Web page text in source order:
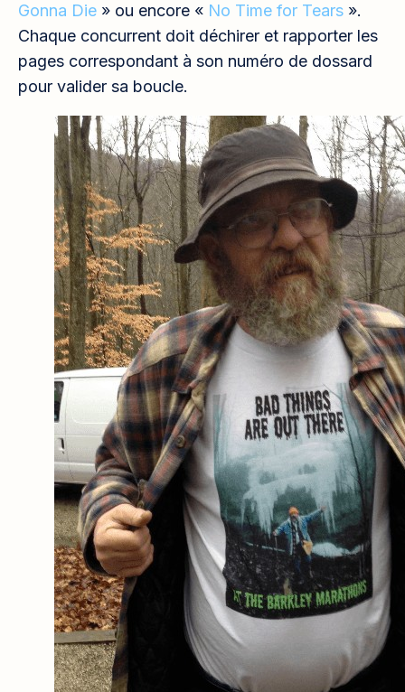
Gonna Die » ou encore « No Time for Tears ».
Chaque concurrent doit déchirer et rapporter les
pages correspondant à son numéro de dossard
pour valider sa boucle.